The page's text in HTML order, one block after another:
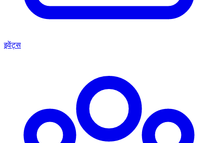
इवेंट्स